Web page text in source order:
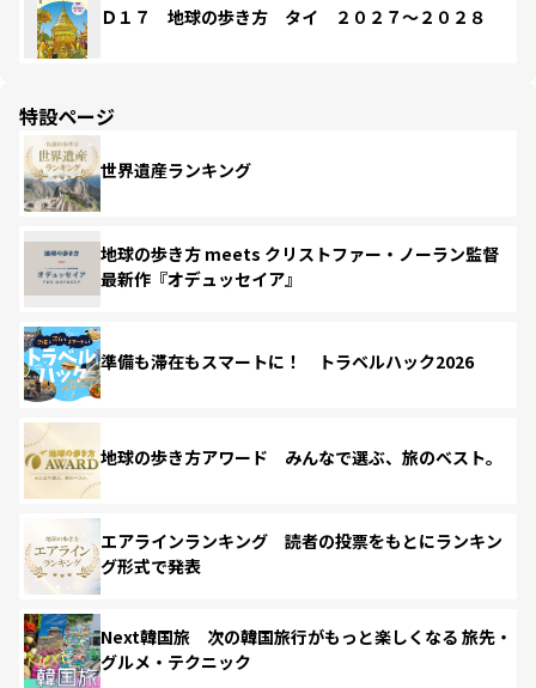
Ｄ１７ 地球の歩き方 タイ ２０２７～２０２８
特設ページ
世界遺産ランキング
地球の歩き方 meets クリストファー・ノーラン監督
最新作『オデュッセイア』
準備も滞在もスマートに！ トラベルハック2026
地球の歩き方アワード みんなで選ぶ、旅のベスト。
エアラインランキング 読者の投票をもとにランキン
グ形式で発表
Next韓国旅 次の韓国旅行がもっと楽しくなる 旅先・
グルメ・テクニック